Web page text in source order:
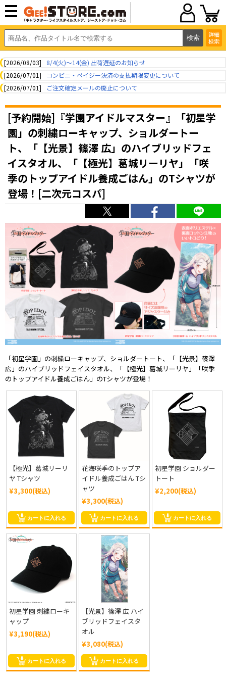
詳細
検索
[2026/08/03]
8/4(火)～14(金) 出荷遅延のお知らせ
[2026/07/01]
コンビニ・ペイジー決済の支払期限変更について
[2026/07/01]
ご注文確定メールの廃止について
[予約開始]『学園アイドルマスター』「初星学
園」の刺繍ローキャップ、ショルダートー
ト、「【光景】篠澤 広」のハイブリッドフェ
イスタオル、「【極光】葛城リーリヤ」「咲
季のトップアイドル養成ごはん」のTシャツが
登場！[二次元コスパ]
「初星学園」の刺繍ローキャップ、ショルダートート、「【光景】篠澤
広」のハイブリッドフェイスタオル、「【極光】葛城リーリヤ」「咲季
のトップアイドル養成ごはん」のTシャツが登場！
【極光】葛城リーリ
ヤ Tシャツ
¥3,300(税込)
カートに入れる
花海咲季のトップア
イドル養成ごはん Tシ
ャツ
¥3,300(税込)
カートに入れる
初星学園 ショルダー
トート
¥2,200(税込)
カートに入れる
初星学園 刺繍ローキ
ャップ
¥3,190(税込)
カートに入れる
【光景】篠澤 広 ハイ
ブリッドフェイスタ
オル
¥3,080(税込)
カートに入れる